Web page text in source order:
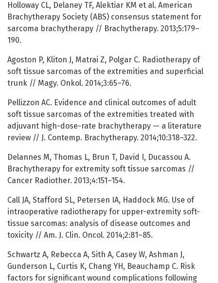
Holloway CL, Delaney TF, Alektiar KM et al. American
Brachytherapy Society (ABS) consensus statement for
sarcoma brachytherapy // Brachytherapy. 2013;5:179–
190.
Agoston P, Kliton J, Matrai Z, Polgar C. Radiotherapy of
soft tissue sarcomas of the extremities and superficial
trunk // Magy. Onkol. 2014;3:65–76.
Pellizzon AC. Evidence and clinical outcomes of adult
soft tissue sarcomas of the extremities treated with
adjuvant high-dose-rate brachytherapy — a literature
review // J. Contemp. Brachytherapy. 2014;10:318–322.
Delannes M, Thomas L, Brun T, David I, Ducassou A.
Brachytherapy for extremity soft tissue sarcomas //
Cancer Radiother. 2013;4:151–154.
Call JA, Stafford SL, Petersen IA, Haddock MG. Use of
intraoperative radiotherapy for upper-extremity soft-
tissue sarcomas: analysis of disease outcomes and
toxicity // Am. J. Clin. Oncol. 2014;2:81–85.
Schwartz A, Rebecca A, Sith A, Casey W, Ashman J,
Gunderson L, Curtis K, Chang YH, Beauchamp C. Risk
factors for significant wound complications following